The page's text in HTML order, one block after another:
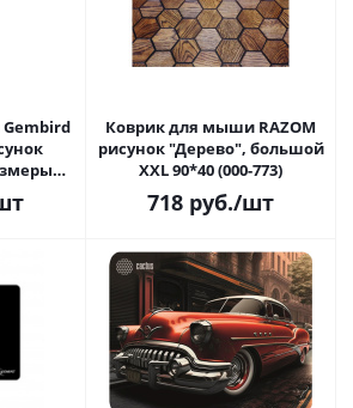
Коврик для мыши RAZOM
рисунок "Дерево", большой
XXL 90*40 (000-773)
718 руб./шт